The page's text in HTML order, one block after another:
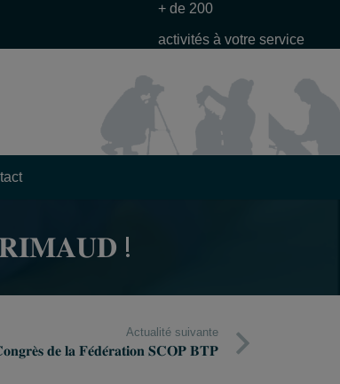
+ de 200
activités à votre service
𝐑𝐈𝐌𝐀𝐔𝐃 !
Actualité suivante
𝐝𝐞 𝐥𝐚 𝐅𝐞́𝐝𝐞́𝐫𝐚𝐭𝐢𝐨𝐧 𝐒𝐂𝐎𝐏 𝐁𝐓𝐏